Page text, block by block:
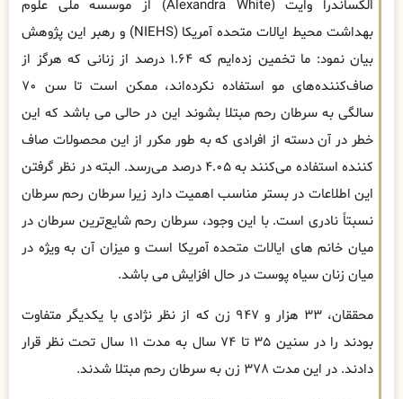
الکساندرا وایت (Alexandra White) از موسسه ملی علوم
بهداشت محیط ایالات متحده آمریکا (NIEHS) و رهبر این پژوهش
بیان نمود: ما تخمین زده‌ایم که ۱.۶۴ درصد از زنانی که هرگز از
صاف‌کننده‌های مو استفاده نکرده‌اند، ممکن است تا سن ۷۰
سالگی به سرطان رحم مبتلا ‌بشوند این در حالی می باشد که این
خطر در آن دسته از افرادی که به طور مکرر از این محصولات صاف
کننده استفاده می‌کنند به ۴.۰۵ درصد می‌رسد. البته در نظر گرفتن
این اطلاعات در بستر مناسب اهمیت دارد زیرا سرطان رحم سرطان
نسبتاً نادری است. با این وجود، سرطان رحم شایع‌ترین سرطان در
میان خانم های ایالات متحده آمریکا است و میزان آن به ویژه در
میان زنان سیاه پوست در حال افزایش می باشد.
محققان، ۳۳ هزار و ۹۴۷ زن که از نظر نژادی با یکدیگر متفاوت
بودند را در سنین ۳۵ تا ۷۴ سال به مدت ۱۱ سال تحت نظر قرار
دادند. در این مدت ۳۷۸ زن به سرطان رحم مبتلا شدند.